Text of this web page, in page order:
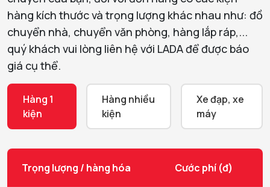
hàng kích thước và trọng lượng khác nhau như: đồ
chuyển nhà, chuyển văn phòng, hàng lắp ráp,...
quý khách vui lòng liên hệ với LADA để được báo
giá cụ thể.
Hàng 1
kiện
Hàng nhiều
kiện
Xe đạp, xe
máy
Trọng lượng / hàng hóa Cước phí (đ)